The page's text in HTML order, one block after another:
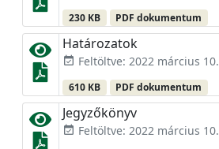
230 KB PDF dokumentum
Határozatok
event_available Feltöltve: 2022 március 10.
610 KB PDF dokumentum
Jegyzőkönyv
event_available Feltöltve: 2022 március 10.